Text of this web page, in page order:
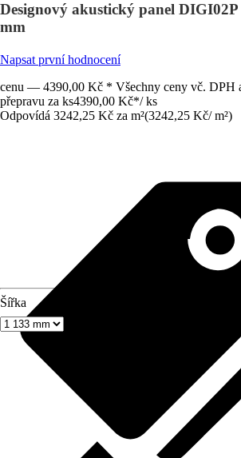
Designový akustický panel DIGI02P
mm
Napsat první hodnocení
cenu — 4390,00 Kč * Všechny ceny vč. DPH
přepravu za ks4390,00 Kč*/ ks
Odpovídá 3242,25 Kč za m²(3242,25 Kč/ m²)
Šířka